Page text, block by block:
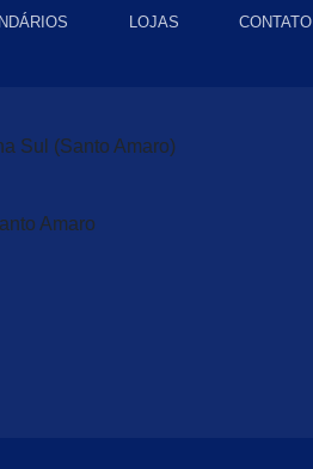
LOJAS CONTATO
Sul (Santo Amaro)
Amaro